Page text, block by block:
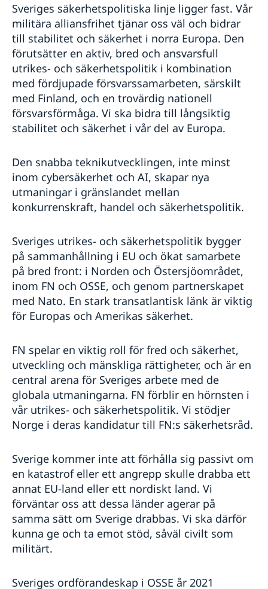
Sveriges säkerhetspolitiska linje ligger fast. Vår
militära alliansfrihet tjänar oss väl och bidrar
till stabilitet och säkerhet i norra Europa. Den
förutsätter en aktiv, bred och ansvarsfull
utrikes- och säkerhetspolitik i kombination
med fördjupade försvarssamarbeten, särskilt
med Finland, och en trovärdig nationell
försvarsförmåga. Vi ska bidra till långsiktig
stabilitet och säkerhet i vår del av Europa.
Den snabba teknikutvecklingen, inte minst
inom cybersäkerhet och AI, skapar nya
utmaningar i gränslandet mellan
konkurrenskraft, handel och säkerhetspolitik.
Sveriges utrikes- och säkerhetspolitik bygger
på sammanhållning i EU och ökat samarbete
på bred front: i Norden och Östersjöområdet,
inom FN och OSSE, och genom partnerskapet
med Nato. En stark transatlantisk länk är viktig
för Europas och Amerikas säkerhet.
FN spelar en viktig roll för fred och säkerhet,
utveckling och mänskliga rättigheter, och är en
central arena för Sveriges arbete med de
globala utmaningarna. FN förblir en hörnsten i
vår utrikes- och säkerhetspolitik. Vi stödjer
Norge i deras kandidatur till FN:s säkerhetsråd.
Sverige kommer inte att förhålla sig passivt om
en katastrof eller ett angrepp skulle drabba ett
annat EU-land eller ett nordiskt land. Vi
förväntar oss att dessa länder agerar på
samma sätt om Sverige drabbas. Vi ska därför
kunna ge och ta emot stöd, såväl civilt som
militärt.
Sveriges ordförandeskap i OSSE år 2021